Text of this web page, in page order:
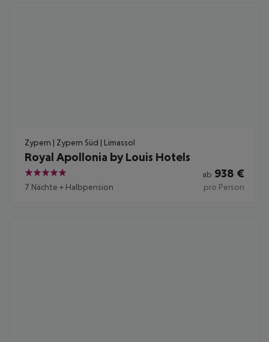
Zypern | Zypern Süd | Limassol
Royal Apollonia by Louis Hotels
5
7 Nächte + Halbpension
ab 938 €
pro Person